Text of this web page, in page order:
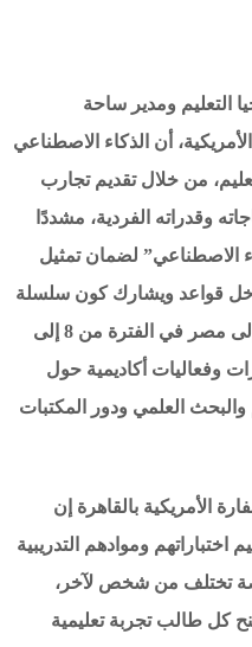
التعليم ومدير ساحة
أن الذكاء الاصطناعي
من خلال تقديم تجارب
وقدراته الفردية، مشددًا
الاصطناعي” لضمان تمثيل
قواعد ويشارك كون سلسلة
من اللقاءات والندوات خلال زيارته إلى مصر في الفترة من 8 إلى
وفعاليات أكاديمية حول
والبحث العلمي ودور المكتبات
الأمريكية بالقاهرة إن
اختباراتهم وموادهم التدريبية
تختلف من شخص لآخر،
كل طالب تجربة تعليمية